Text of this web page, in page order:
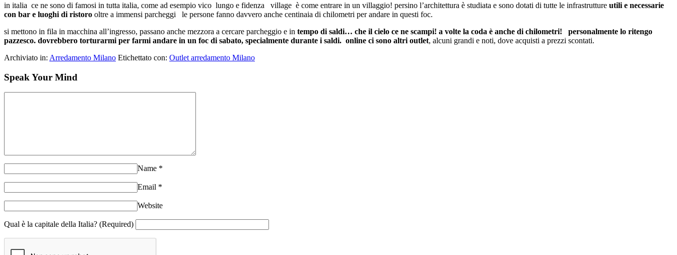
in italia ce ne sono di famosi in tutta italia, come ad esempio vico lungo e fidenza village è come entrare in un villaggio! persino l’architettura è studiata e sono dotati di tutte le infrastrutture utili e necessarie
con bar e luoghi di ristoro oltre a immensi parcheggi le persone fanno davvero anche centinaia di chilometri per andare in questi foc.
si mettono in fila in macchina all’ingresso, passano anche mezzora a cercare parcheggio e in tempo di saldi… che il cielo ce ne scampi! a volte la coda è anche di chilometri! personalmente lo ritengo
pazzesco. dovrebbero torturarmi per farmi andare in un foc di sabato, specialmente durante i saldi. online ci sono altri outlet, alcuni grandi e noti, dove acquisti a prezzi scontati.
Archiviato in: Arredamento Milano Etichettato con: Outlet arredamento Milano
Speak Your Mind
Name *
Email *
Website
Qual è la capitale della Italia? (Required)